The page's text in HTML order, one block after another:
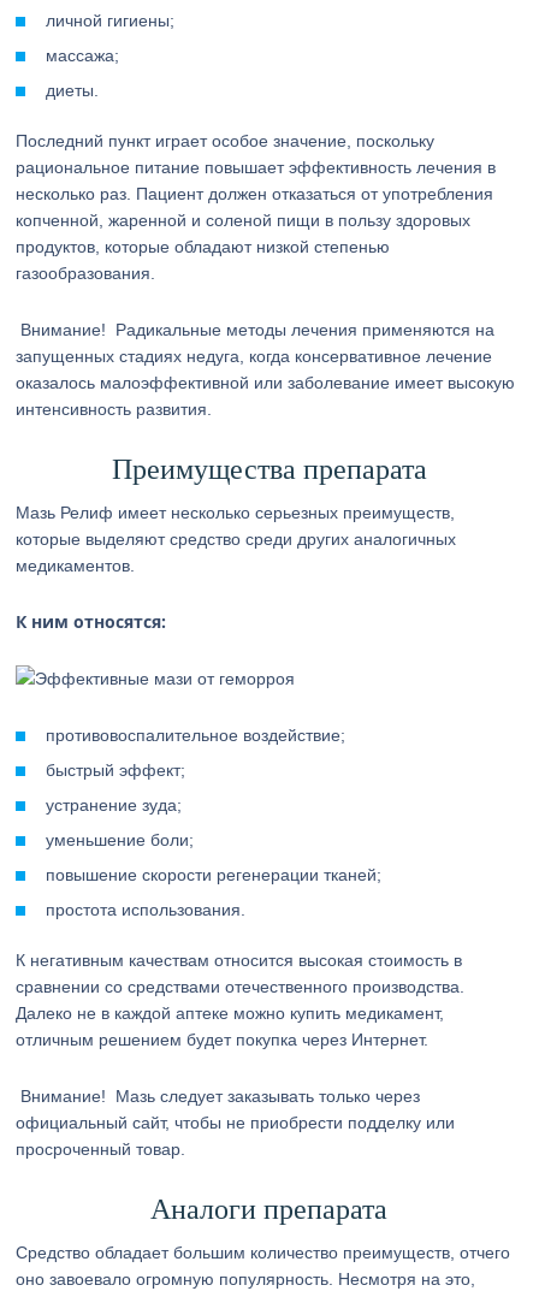
личной гигиены;
массажа;
диеты.
Последний пункт играет особое значение, поскольку
рациональное питание повышает эффективность лечения в
несколько раз. Пациент должен отказаться от употребления
копченной, жаренной и соленой пищи в пользу здоровых
продуктов, которые обладают низкой степенью
газообразования.
Внимание!
Радикальные методы лечения применяются на
запущенных стадиях недуга, когда консервативное лечение
оказалось малоэффективной или заболевание имеет высокую
интенсивность развития.
Преимущества препарата
Мазь Релиф имеет несколько серьезных преимуществ,
которые выделяют средство среди других аналогичных
медикаментов.
К ним относятся:
противовоспалительное воздействие;
быстрый эффект;
устранение зуда;
уменьшение боли;
повышение скорости регенерации тканей;
простота использования.
К негативным качествам относится высокая стоимость в
сравнении со средствами отечественного производства.
Далеко не в каждой аптеке можно купить медикамент,
отличным решением будет покупка через Интернет.
Внимание!
Мазь следует заказывать только через
официальный сайт, чтобы не приобрести подделку или
просроченный товар.
Аналоги препарата
Средство обладает большим количество преимуществ, отчего
оно завоевало огромную популярность. Несмотря на это,